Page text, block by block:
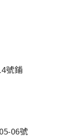
號鋪
06號